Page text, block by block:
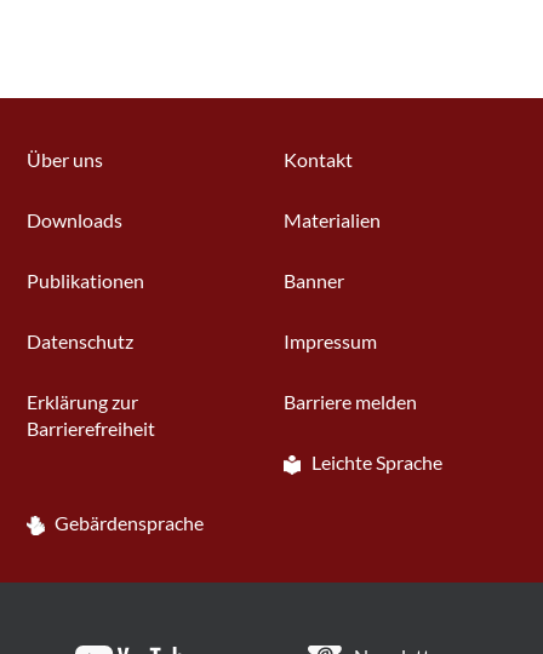
Über uns Kontakt
Downloads Materialien
Publikationen Banner
Datenschutz Impressum
Erklärung zur
Barrierefreiheit
Barriere melden
Leichte Sprache
Gebärdensprache